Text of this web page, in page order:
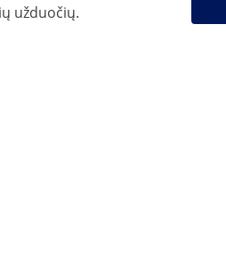
užduočių.